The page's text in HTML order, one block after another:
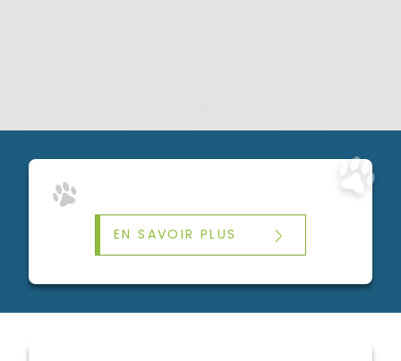
EN SAVOIR PLUS